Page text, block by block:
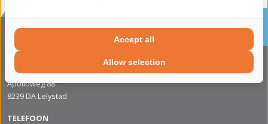
Sinds 2002 de specialist in katalysatoren en
roetfilters
CONTACTGEGVENS
ADRES
Apolloweg 88
8239 DA Lelystad
TELEFOON
Allow selection
Accept all